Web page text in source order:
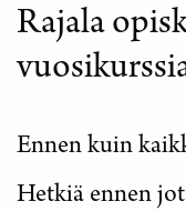
Rajala
Ennen kuin
Hetkiä ennen